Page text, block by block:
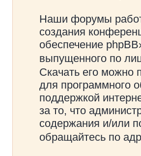
Наши форумы
создания
обеспечение
выпущенного по
Скачать его можно
для программного
поддержкой
за то, что
содержания и/или
обращайтесь по